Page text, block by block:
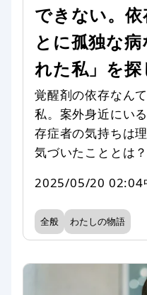
できない。
とに孤独な
れた私」を探
覚醒剤の依存なん
私。案外身近にい
存症者の気持ちは
気づいたこととは？
2025/05/20 02:04
全般 わたしの物語